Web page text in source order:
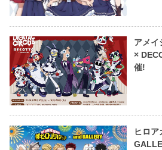
アメイ
×
催!
ヒロ